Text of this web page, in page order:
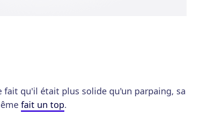
fait qu'il était plus solide qu'un parpaing, sa
fait un top.